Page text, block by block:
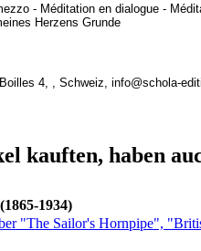
- Méditation en dialogue -
Herzens Grunde
4, , Schweiz, info@schola-
kauften, haben
1934)
"The Sailor's Hornpipe",